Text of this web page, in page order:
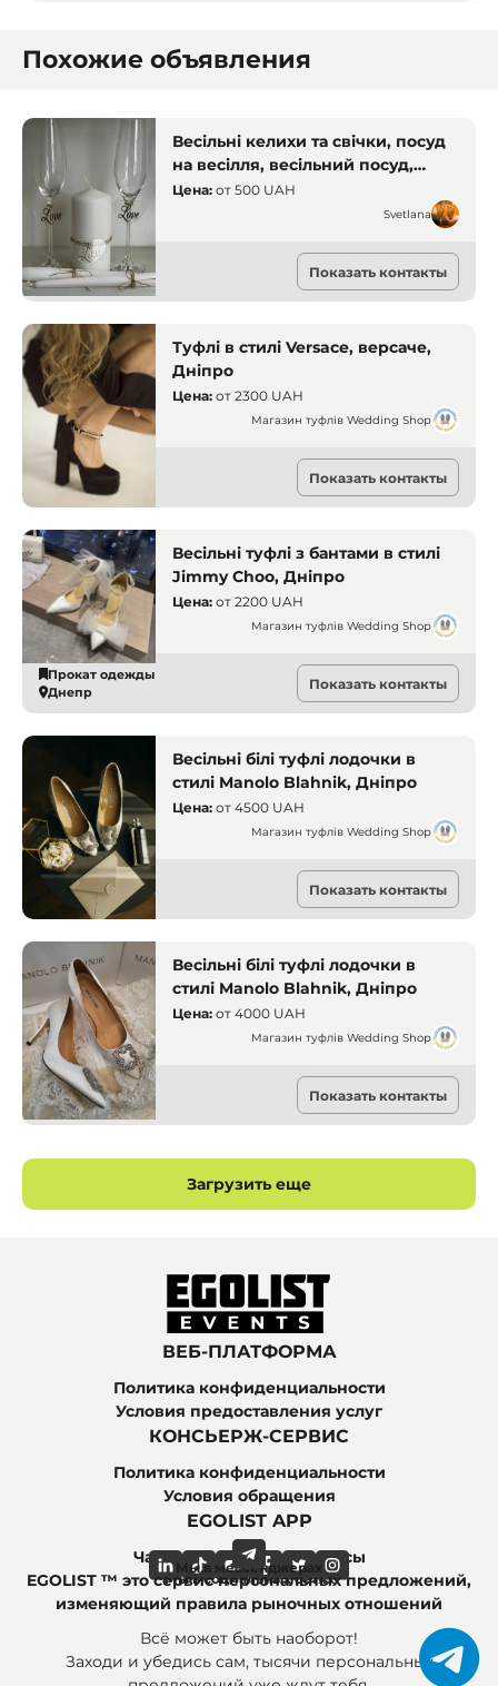
Похожие объявления
Весільні келихи та свічки, посуд
на весілля, весільний посуд,
весільний декор, Кривий Ріг
Цена: от 500 UAH
Svetlana
Прокат одежды
Кривой Рог
Показать контакты
Туфлі в стилі Versace, версаче,
Дніпро
Цена: от 2300 UAH
Магазин туфлів Wedding Shop
Прокат одежды
Днепр
Показать контакты
Весільні туфлі з бантами в стилі
Jimmy Choo, Дніпро
Цена: от 2200 UAH
Магазин туфлів Wedding Shop
Прокат одежды
Днепр
Показать контакты
Весільні білі туфлі лодочки в
стилі Manolo Blahnik, Дніпро
Цена: от 4500 UAH
Магазин туфлів Wedding Shop
Прокат одежды
Днепр
Показать контакты
Весільні білі туфлі лодочки в
стилі Manolo Blahnik, Дніпро
Цена: от 4000 UAH
Магазин туфлів Wedding Shop
Прокат одежды
Днепр
Показать контакты
Загрузить еще
ВЕБ-ПЛАТФОРМА
Политика конфиденциальности
Условия предоставления услуг
КОНСЬЕРЖ-СЕРВИС
Политика конфиденциальности
Условия обращения
EGOLIST APP
Часто задаваемые вопросы
Мы в социальных сетях
Мы в мессенджерах
EGOLIST ™ это сервис персональных предложений,
изменяющий правила рыночных отношений
Всё может быть наоборот!
Заходи и убедись сам, тысячи персональных